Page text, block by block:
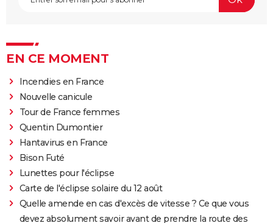
EN CE MOMENT
Incendies en France
Nouvelle canicule
Tour de France femmes
Quentin Dumontier
Hantavirus en France
Bison Futé
Lunettes pour l'éclipse
Carte de l'éclipse solaire du 12 août
Quelle amende en cas d'excès de vitesse ? Ce que vous
devez absolument savoir avant de prendre la route des